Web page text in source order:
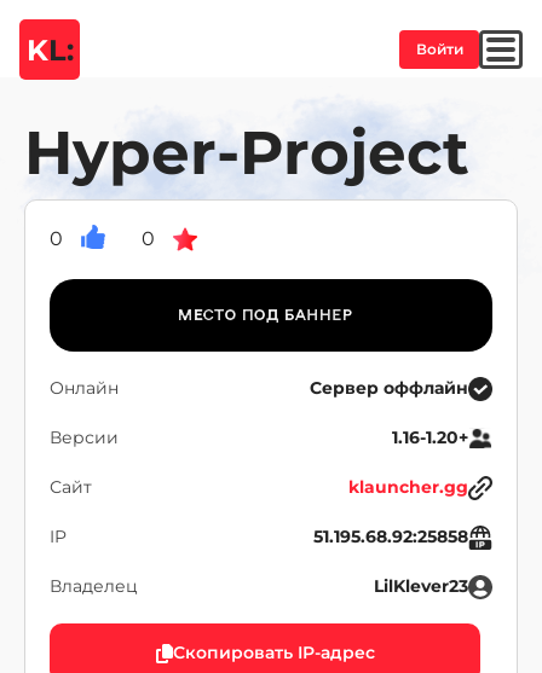
KL: Войти
Hyper-Project
0 0
Онлайн Сервер оффлайн
Версии 1.16-1.20+
Сайт klauncher.gg
IP 51.195.68.92:25858
Владелец LilKlever23
Скопировать IP-адрес